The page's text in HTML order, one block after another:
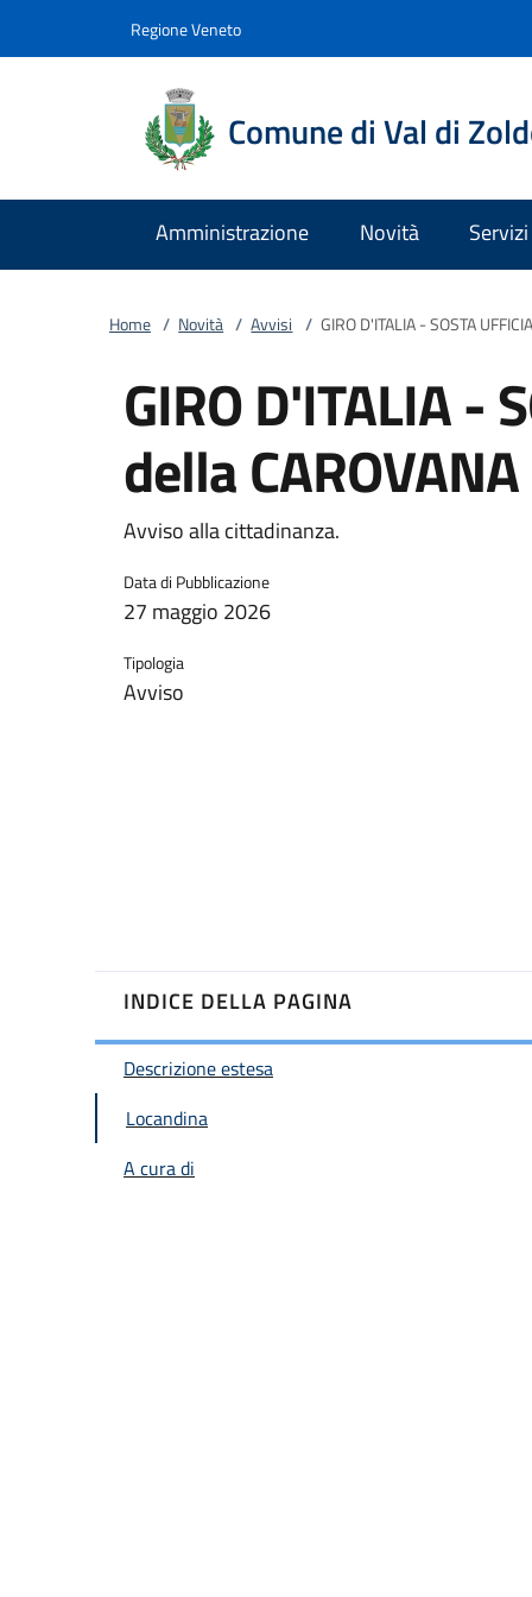
Regione Veneto
Comune di Val di
Amministrazione Novità Servizi
Home / Novità / Avvisi / GIRO D'ITALIA - SOSTA
GIRO D'ITALIA -
della CAROVANA
Avviso alla cittadinanza.
Data di Pubblicazione
27 maggio 2026
Tipologia
Avviso
INDICE DELLA PAGINA
Descrizione estesa
Locandina
A cura di